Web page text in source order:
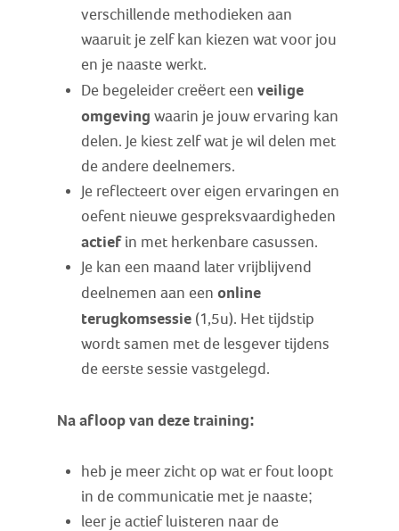
verschillende methodieken aan
waaruit je zelf kan kiezen wat voor jou
en je naaste werkt.
De begeleider creëert eenveilige
omgeving waarin je jouw ervaring kan
delen. Je kiest zelf wat je wil delen met
de andere deelnemers.
Je reflecteert over eigen ervaringen en
oefent nieuwe gespreksvaardigheden
actiefin met herkenbare casussen.
Je kan een maand later vrijblijvend
deelnemen aan eenonline
terugkomsessie (1,5u). Het tijdstip
wordt samen met de lesgever tijdens
de eerste sessie vastgelegd.
Na afloop van deze training:
heb je meer zicht op wat er fout loopt
in de communicatie met je naaste;
leer je actief luisteren naar de